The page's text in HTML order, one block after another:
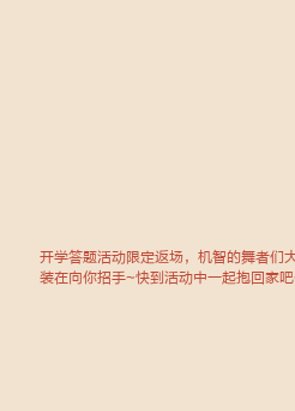
开学答题活动限定返场，机智的舞者们
装在向你招手~快到活动中一起抱回家